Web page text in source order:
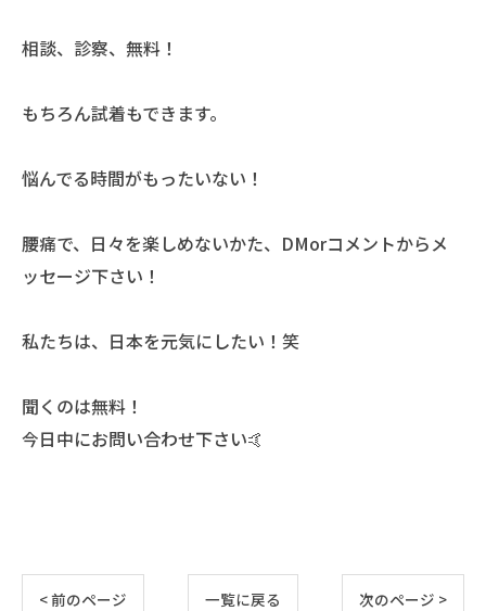
相談、診察、無料！
もちろん試着もできます。
悩んでる時間がもったいない！
腰痛で、日々を楽しめないかた、DMorコメントからメ
ッセージ下さい！
私たちは、日本を元気にしたい！笑
聞くのは無料！
今日中にお問い合わせ下さい🤙
< 前のページ 一覧に戻る 次のページ >